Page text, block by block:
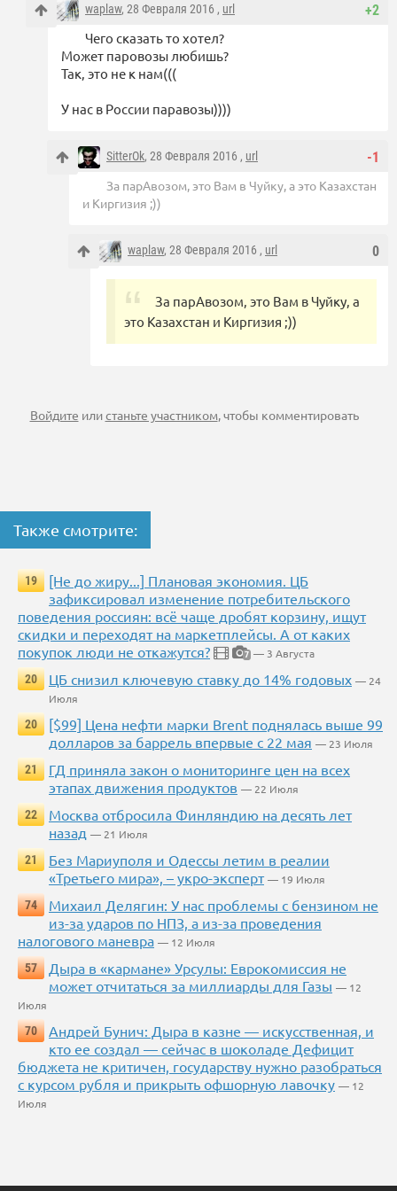
+2
waplaw, 28 Февраля 2016 , url
Чего сказать то хотел?
Может паровозы любишь?
Так, это не к нам(((
У нас в России паравозы))))
-1
SitterOk, 28 Февраля 2016 , url
За парАвозом, это Вам в Чуйку, а это Казахстан
и Киргизия ;))
0
waplaw, 28 Февраля 2016 , url
За парАвозом, это Вам в Чуйку, а
это Казахстан и Киргизия ;))
Войдите илистаньте участником, чтобы комментировать
Также смотрите:
19
[Не до жиру...] Плановая экономия. ЦБ
зафиксировал изменение потребительского
поведения россиян: всё чаще дробят корзину, ищут
скидки и переходят на маркетплейсы. А от каких
покупок люди не откажутся?
7 — 3 Августа
20
ЦБ снизил ключевую ставку до 14% годовых — 24
Июля
20
[$99] Цена нефти марки Brent поднялась выше 99
долларов за баррель впервые с 22 мая — 23 Июля
21
ГД приняла закон о мониторинге цен на всех
этапах движения продуктов — 22 Июля
22
Москва отбросила Финляндию на десять лет
назад — 21 Июля
21
Без Мариуполя и Одессы летим в реалии
«Третьего мира», – укро-эксперт — 19 Июля
74
Михаил Делягин: У нас проблемы с бензином не
из-за ударов по НПЗ, а из-за проведения
налогового маневра — 12 Июля
57
Дыра в «кармане» Урсулы: Еврокомиссия не
может отчитаться за миллиарды для Газы — 12
Июля
70
Андрей Бунич: Дыра в казне — искусственная, и
кто ее создал — сейчас в шоколаде Дефицит
бюджета не критичен, государству нужно разобраться
с курсом рубля и прикрыть офшорную лавочку — 12
Июля